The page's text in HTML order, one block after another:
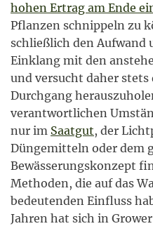
hohen Ertrag am Ende
Pflanzen schnippeln zu
schließlich den Aufwand
Einklang mit den
und versucht daher
Durchgang
verantwortlichen
nur im Saatgut, der
Düngemitteln oder dem
Bewässerungskonzept
Methoden, die auf das
bedeutenden Einfluss
Jahren hat sich in